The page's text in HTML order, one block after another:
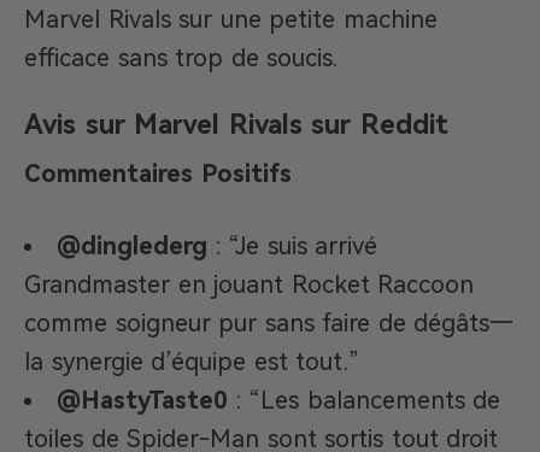
Marvel Rivals sur une petite machine
efficace sans trop de soucis.
Avis sur Marvel Rivals sur Reddit
Commentaires Positifs
@dinglederg : “Je suis arrivé
Grandmaster en jouant Rocket Raccoon
comme soigneur pur sans faire de dégâts—
la synergie d’équipe est tout.”
@HastyTaste0 : “Les balancements de
toiles de Spider-Man sont sortis tout droit